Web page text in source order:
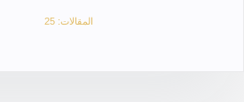
المقالات: 25